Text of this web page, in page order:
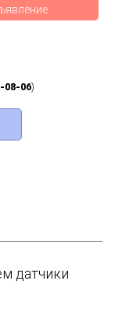
08-06)
датчики